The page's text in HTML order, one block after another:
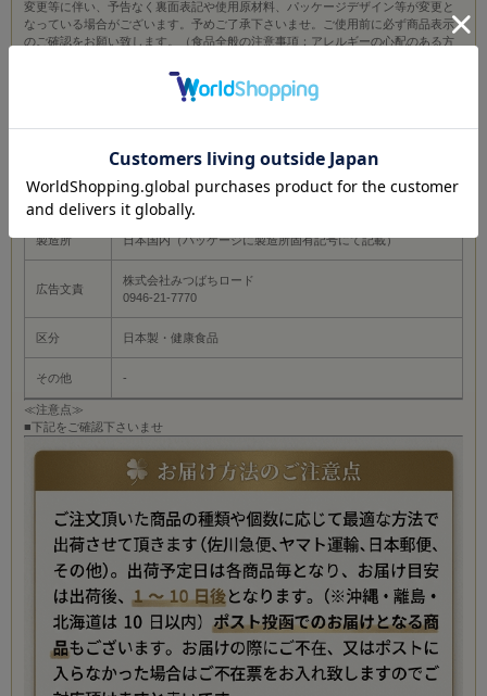
変更等に伴い、予告なく裏面表記や使用原材料、パッケージデザイン等が変更と
なっている場合がございます。予めご了承下さいませ。ご使用前に必ず商品表示
のご確認をお願い致します。（食品全般の注意事項：アレルギーの心配のある方
えないでください。ローヤルゼリー・プロポリス含有食品につきましては、喘息
及び食品アレルギーの心配のある方はご注意下さい。）／【商品概要】非発酵の
味わいが特徴です。
ルイボス
18g(0.3ｇ×60包)
製造所 日本国内（パッケージに製造所固有記号にて記載）
広告文責
株式会社みつばちロード
0946-21-7770
区分 日本製・健康食品
その他 -
≪注意点≫
■下記をご確認下さいませ